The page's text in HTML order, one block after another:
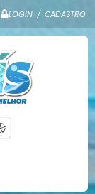
LOGIN / CADASTRO